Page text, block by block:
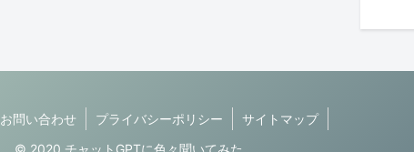
お問い合わせ プライバシーポリシー
サイトマップ